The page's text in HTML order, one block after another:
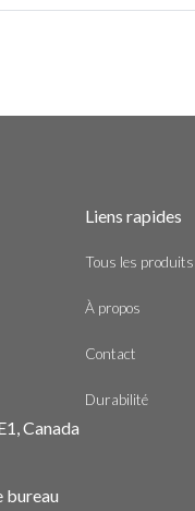
Canada
bureau
Liens rapides
Tous les produits
À propos
Contact
Durabilité